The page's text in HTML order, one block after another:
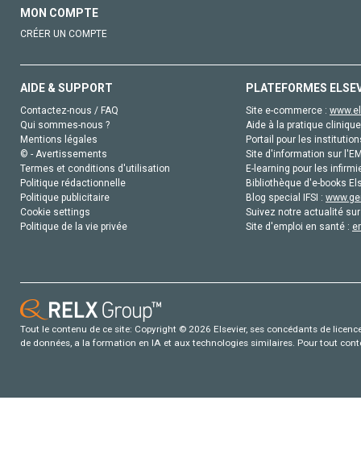
MON COMPTE
CRÉER UN COMPTE
AIDE & SUPPORT
Contactez-nous / FAQ
Qui sommes-nous ?
Mentions légales
© - Avertissements
Termes et conditions d'utilisation
Politique rédactionnelle
Politique publicitaire
Cookie settings
Politique de la vie privée
PLATEFORMES
Site e-commerce :
Aide à la pratique
Portail pour les
Site d'information sur
E-learning pour les
Bibliothèque d'e-books
Blog special IFSI :
Suivez notre actualité
Site d'emploi en santé :
Tout le contenu de ce site: Copyright © 2026 Elsevier, ses concédants de
de données, a la formation en IA et aux technologies similaires. Pour tout